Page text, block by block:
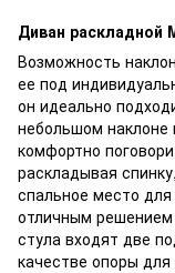
Диван раскладной
Возможность
ее под
он идеально
небольшом наклоне
комфортно
раскладывая
спальное место для
отличным решением
стула входят две
качестве опоры